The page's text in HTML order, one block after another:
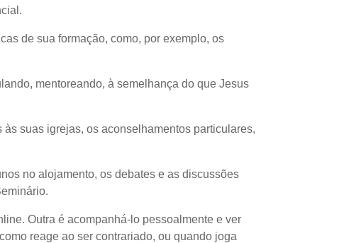
de sua formação, como, por exemplo, os
mentoreando, à semelhança do que Jesus
suas igrejas, os aconselhamentos particulares,
no alojamento, os debates e as discussões
Outra é acompanhá-lo pessoalmente e ver
reage ao ser contrariado, ou quando joga